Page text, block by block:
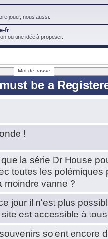
jouer, nous aussi.
fr
ou une idée à proposer.
Mot de passe:
be a
!
la série Dr House
toutes les polémiques
moindre vanne ?
jour il n'est plus
est accessible à
soient encore